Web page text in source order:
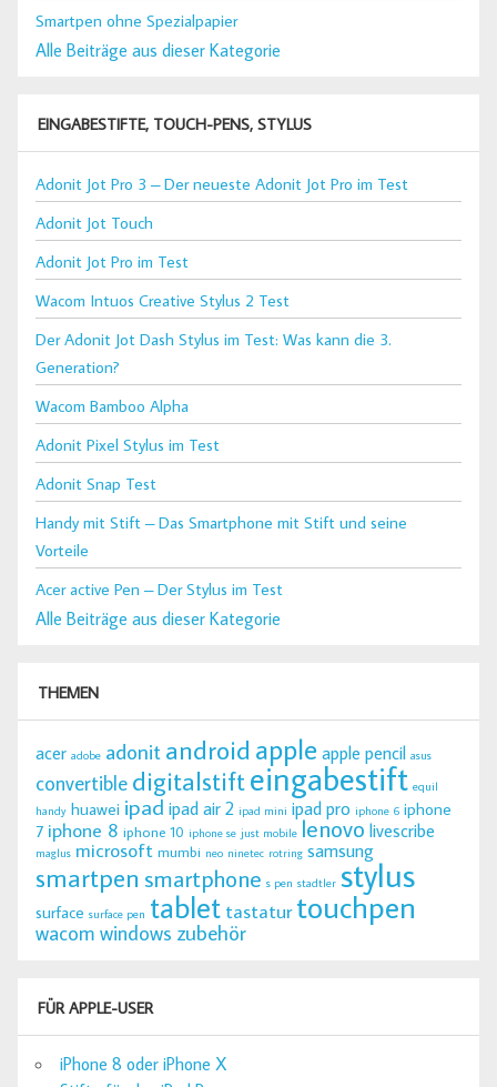
Smartpen ohne Spezialpapier
Alle Beiträge aus dieser Kategorie
EINGABESTIFTE, TOUCH-PENS, STYLUS
Adonit Jot Pro 3 – Der neueste Adonit Jot Pro im Test
Adonit Jot Touch
Adonit Jot Pro im Test
Wacom Intuos Creative Stylus 2 Test
Der Adonit Jot Dash Stylus im Test: Was kann die 3.
Generation?
Wacom Bamboo Alpha
Adonit Pixel Stylus im Test
Adonit Snap Test
Handy mit Stift – Das Smartphone mit Stift und seine
Vorteile
Acer active Pen – Der Stylus im Test
Alle Beiträge aus dieser Kategorie
THEMEN
acer adobe adonit android appleapple pencil asus
convertible digitalstifteingabestift equil
handy huawei ipad ipad air 2 ipad mini ipad pro iphone 6 iphone
7 iphone 8 iphone 10 iphone se just mobile lenovo livescribe
maglus microsoft mumbi neo ninetec rotring samsung
smartpen smartphone s pen stadtler stylus
surface surface pen tablet tastatur touchpen
wacom windows zubehör
FÜR APPLE-USER
iPhone 8 oder iPhone X